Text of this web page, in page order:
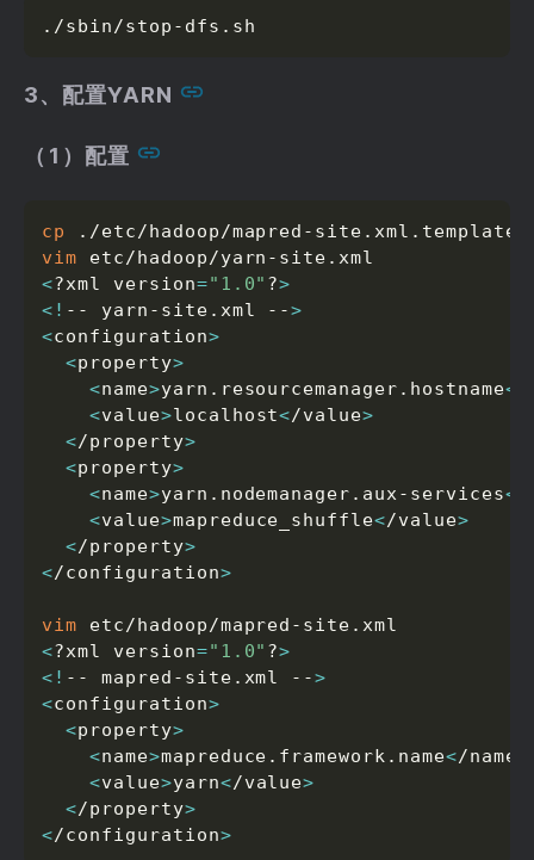
./sbin/stop-dfs.sh
3、配置YARN
（1）配置
cp
vim
<?xml version="1.0" ?>
< ! -- yarn-site.xml -->
<configuration>
<property>
<name>yarn.resourcemanager.hostname<
<value>localhost</value>
</property>
<property>
<name>yarn.nodemanager.aux-services<
<value>mapreduce_shuffle</value>
</property>
</configuration>
vim
<?xml version="1.0" ?>
< ! -- mapred-site.xml -->
<configuration>
<property>
<name>mapreduce.framework.name</name
<value>yarn</value>
</property>
</configuration>